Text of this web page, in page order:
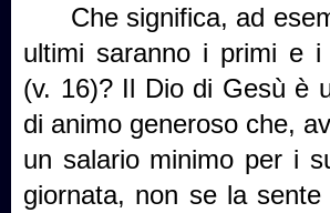
Che significa, ad
ultimi saranno i primi e i
(v. 16)? Il Dio di Gesù è
di animo generoso che,
un salario minimo per i
giornata, non se la